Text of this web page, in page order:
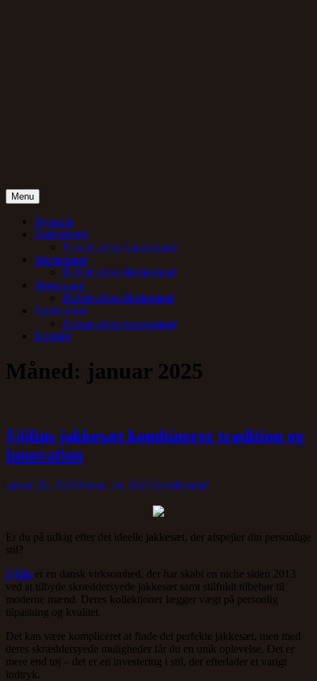
Gentlemand
Menu
Nyheder
Gastromand
Portræt af en Gastromand
Mediemand
Portræt af en Mediemand
Modemand
Portræt af en Modemand
Sportsmand
Portræt af en Sportsmand
Kontakt
Måned: januar 2025
Sjölins jakkesæt kombinerer tradition og
innovation
januar 25, 2025februar 14, 2025 Gentlemand
Er du på udkig efter det ideelle jakkesæt, der afspejler din personlige
stil?
Sjölin er en dansk virksomhed, der har skabt en niche siden 2013
ved at tilbyde skræddersyede jakkesæt samt stilfuldt tilbehør til
moderne mænd. Deres kollektioner lægger vægt på personlig
tilpasning og kvalitet.
Det kan være kompliceret at finde det perfekte jakkesæt, men med
deres skræddersyede muligheder får du en unik oplevelse. Det er
mere end tøj – det er en investering i stil, der efterlader et varigt
indtryk.